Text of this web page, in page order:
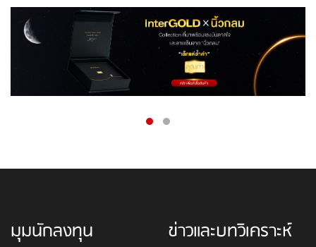
มุมนักลงทุน ข่าวและบทวิเคราะห์